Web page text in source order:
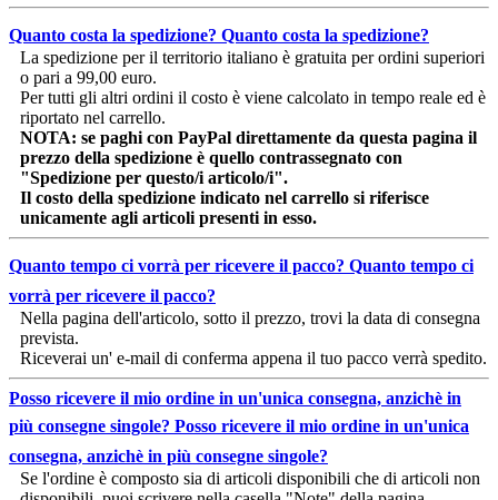
Quanto costa la spedizione? Quanto costa la spedizione?
La spedizione per il territorio italiano è gratuita per ordini superiori
o pari a 99,00 euro.
Per tutti gli altri ordini il costo è viene calcolato in tempo reale ed è
riportato nel carrello.
NOTA: se paghi con PayPal direttamente da questa pagina il
prezzo della spedizione è quello contrassegnato con
"Spedizione per questo/i articolo/i".
Il costo della spedizione indicato nel carrello si riferisce
unicamente agli articoli presenti in esso.
Quanto tempo ci vorrà per ricevere il pacco? Quanto tempo ci
vorrà per ricevere il pacco?
Nella pagina dell'articolo, sotto il prezzo, trovi la data di consegna
prevista.
Riceverai un' e-mail di conferma appena il tuo pacco verrà spedito.
Posso ricevere il mio ordine in un'unica consegna, anzichè in
più consegne singole? Posso ricevere il mio ordine in un'unica
consegna, anzichè in più consegne singole?
Se l'ordine è composto sia di articoli disponibili che di articoli non